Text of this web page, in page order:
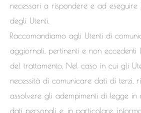
necessari a rispondere e ad eseguire
degli Utenti.
Raccomandiamo agli Utenti di
aggiornati, pertinenti e non eccedenti
del trattamento. Nel caso in cui gli
necessità di comunicare dati di terzi,
assolvere gli adempimenti di legge in
dati personali e, in particolare,